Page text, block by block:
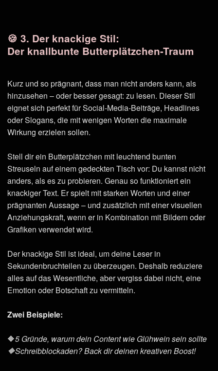
🍪 3. Der knackige Stil:
Der knallbunte Butterplätzchen-Traum
Kurz und so prägnant, dass man nicht anders kann, als
hinzusehen – oder besser gesagt: zu lesen. Dieser Stil
eignet sich perfekt für Social-Media-Beiträge, Headlines
oder Slogans, die mit wenigen Worten die maximale
Wirkung erzielen sollen.
Stell dir ein Butterplätzchen mit leuchtend bunten
Streuseln auf einem gedeckten Tisch vor: Du kannst nicht
anders, als es zu probieren. Genau so funktioniert ein
knackiger Text. Er spielt mit starken Worten und einer
prägnanten Aussage – und zusätzlich mit einer visuellen
Anziehungskraft, wenn er in Kombination mit Bildern oder
Grafiken verwendet wird.
Der knackige Stil ist ideal, um deine Leser in
Sekundenbruchteilen zu überzeugen. Deshalb reduziere
alles auf das Wesentliche, aber vergiss dabei nicht, eine
Emotion oder Botschaft zu vermitteln.
Zwei Beispiele:
🔶5 Gründe, warum dein Content wie Glühwein sein sollte
🔶Schreibblockaden? Back dir deinen kreativen Boost!